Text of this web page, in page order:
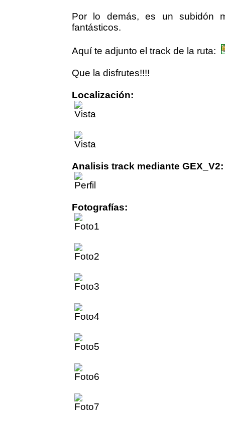
Por lo demás, es un subidón
fantásticos.
Aquí te adjunto el track de la ruta:
Que la disfrutes!!!!
Localización:
Analisis track mediante GEX_V2:
Fotografías: